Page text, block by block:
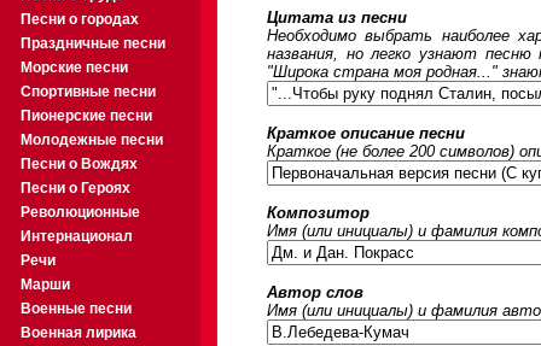
Песни о городах
Праздничные песни
Морские песни
Спортивные песни
Пионерские песни
Молодежные песни
Песни о Вождях
Песни о Героях
Революционные
Интернационал
Речи
Марши
Военные песни
Военная лирика
Цитата из песни
Необходимо выбрать наиболее
названия, но легко узнают
"Широка страна моя родная..."
Краткое описание песни
Краткое (не более 200 символов)
Композитор
Имя (или инициалы) и фамилия
Автор слов
Имя (или инициалы) и фамилия